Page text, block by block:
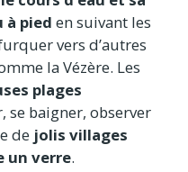
à pied en suivant les
vers d’autres
la Vézère. Les
plages
se baigner, observer
de jolis villages
un verre.